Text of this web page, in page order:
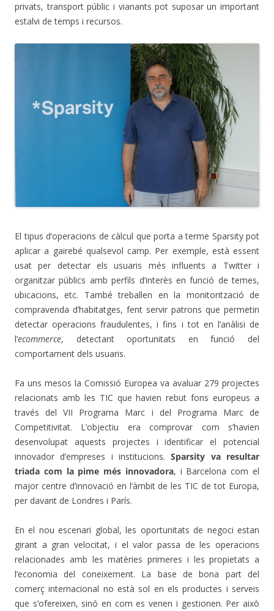
privats, transport públic i vianants pot suposar un important
estalvi de temps i recursos.
El tipus d’operacions de càlcul que porta a terme Sparsity pot
aplicar a gairebé qualsevol camp. Per exemple, està essent
usat per detectar els usuaris més influents a Twitter i
organitzar públics amb perfils d’interès en funció de temes,
ubicacions, etc. També treballen en la monitorització de
compravenda d’habitatges, fent servir patrons que permetin
detectar operacions fraudulentes, i fins i tot en l’anàlisi de
l’ecommerce, detectant oportunitats en funció del
comportament dels usuaris.
Fa uns mesos la Comissió Europea va avaluar 279 projectes
relacionats amb les TIC que havien rebut fons europeus a
través del VII Programa Marc i del Programa Marc de
Competitivitat. L’objectiu era comprovar com s’havien
desenvolupat aquests projectes i identificar el potencial
innovador d’empreses i institucions.Sparsity va resultar
triada com la pime més innovadora, i Barcelona com el
major centre d’innovació en l’àmbit de les TIC de tot Europa,
per davant de Londres i París.
En el nou escenari global, les oportunitats de negoci estan
girant a gran velocitat, i el valor passa de les operacions
relacionades amb les matèries primeres i les propietats a
l’economia del coneixement. La base de bona part del
comerç internacional no està sol en els productes i serveis
que s’ofereixen, sinó en com es venen i gestionen. Per això